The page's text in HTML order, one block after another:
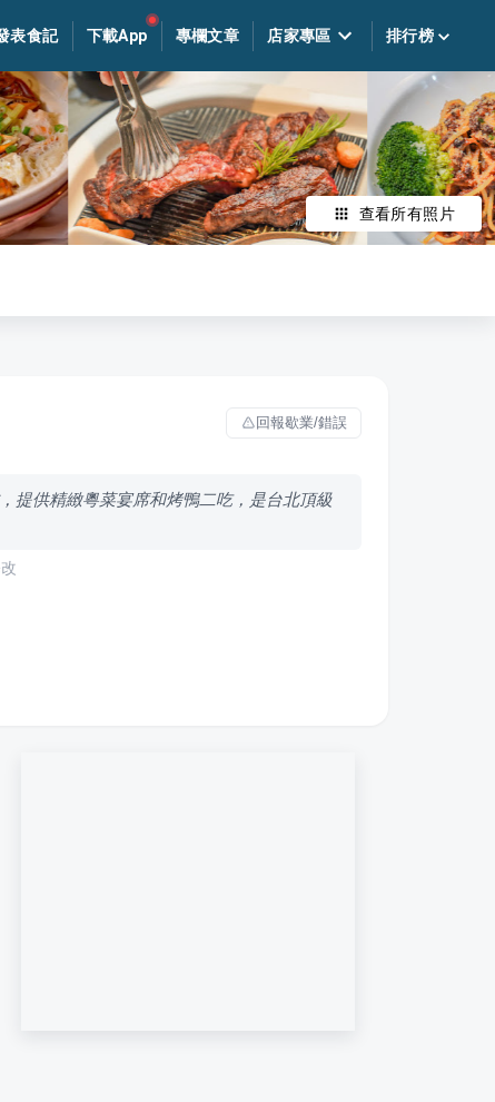
表食記 下載App 專欄文章 店家專區 排行榜
查看所有照片
回報歇業/錯誤
提供精緻粵菜宴席和烤鴨二吃，是台北頂級